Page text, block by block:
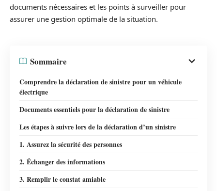
documents nécessaires et les points à surveiller pour
assurer une gestion optimale de la situation.
Sommaire
Comprendre la déclaration de sinistre pour un véhicule
électrique
Documents essentiels pour la déclaration de sinistre
Les étapes à suivre lors de la déclaration d’un sinistre
1. Assurez la sécurité des personnes
2. Échanger des informations
3. Remplir le constat amiable